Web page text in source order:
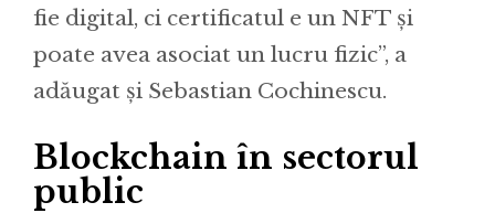
fie digital, ci certificatul e un NFT și
poate avea asociat un lucru fizic”, a
adăugat și Sebastian Cochinescu.
Blockchain în sectorul
public